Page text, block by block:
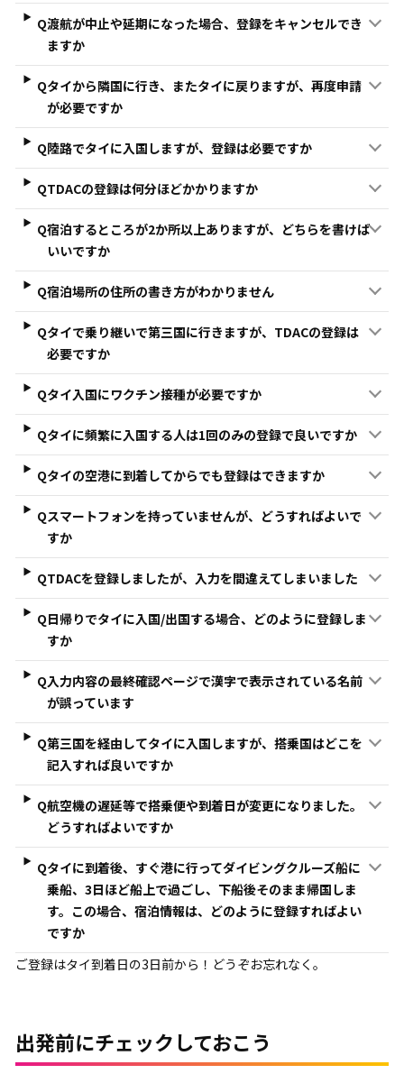
Q渡航が中止や延期になった場合、登録をキャンセルでき
ますか
Qタイから隣国に行き、またタイに戻りますが、再度申請
が必要ですか
Q陸路でタイに入国しますが、登録は必要ですか
QTDACの登録は何分ほどかかりますか
Q宿泊するところが2か所以上ありますが、どちらを書けば
いいですか
Q宿泊場所の住所の書き方がわかりません
Qタイで乗り継いで第三国に行きますが、TDACの登録は
必要ですか
Qタイ入国にワクチン接種が必要ですか
Qタイに頻繁に入国する人は1回のみの登録で良いですか
Qタイの空港に到着してからでも登録はできますか
Qスマートフォンを持っていませんが、どうすればよいで
すか
QTDACを登録しましたが、入力を間違えてしまいました
Q日帰りでタイに入国/出国する場合、どのように登録しま
すか
Q入力内容の最終確認ページで漢字で表示されている名前
が誤っています
Q第三国を経由してタイに入国しますが、搭乗国はどこを
記入すれば良いですか
Q航空機の遅延等で搭乗便や到着日が変更になりました。
どうすればよいですか
Qタイに到着後、すぐ港に行ってダイビングクルーズ船に
乗船、3日ほど船上で過ごし、下船後そのまま帰国しま
す。この場合、宿泊情報は、どのように登録すればよい
ですか
ご登録はタイ到着日の3日前から！どうぞお忘れなく。
出発前にチェックしておこう